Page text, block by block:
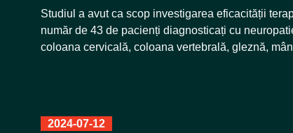
Studiul a avut ca scop investigarea eficacității
număr de 43 de pacienți diagnosticați cu
coloana cervicală, coloana vertebrală, gleznă,
2024-07-12